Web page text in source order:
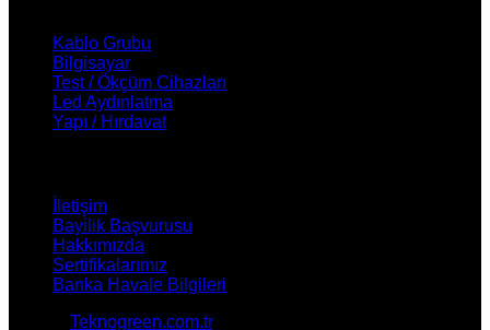
Kablo Grubu
Bilgisayar
Test / Ökçüm Cihazları
Led Aydınlatma
Yapı / Hırdavat
İletişim
Bayilik Başvurusu
Hakkımızda
Sertifikalarımız
Banka Havale Bilgileri
Teknogreen.com.tr. All rights reserved